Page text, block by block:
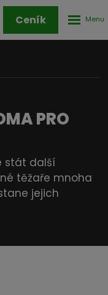
Ceník
PRO
stát další
těžaře mnoha
jejich